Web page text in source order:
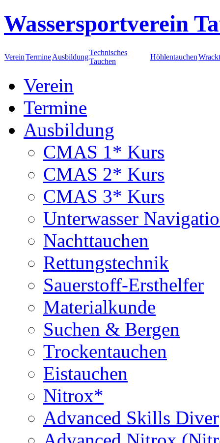
Wassersportverein
VereinTermineAusbildung
Technisches
Tauchen
Höhlentauchen
Verein
Termine
Ausbildung
CMAS 1* Kurs
CMAS 2* Kurs
CMAS 3* Kurs
Unterwasser
Nachttauchen
Rettungstechnik
Sauerstoff-Ersthelfer
Materialkunde
Suchen & Bergen
Trockentauchen
Eistauchen
Nitrox*
Advanced Skills Diver